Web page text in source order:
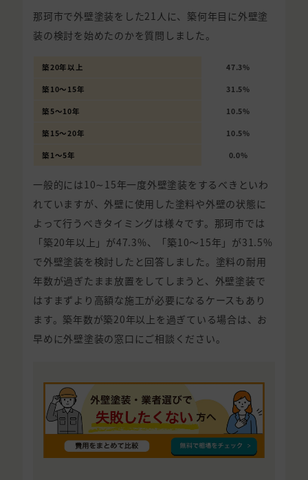
那珂市で外壁塗装をした21人に、築何年目に外壁塗
装の検討を始めたのかを質問しました。
築20年以上 47.3%
築10〜15年 31.5%
築5〜10年 10.5%
築15〜20年 10.5%
築1〜5年 0.0%
一般的には10∼15年一度外壁塗装をするべきといわ
れていますが、外壁に使用した塗料や外壁の状態に
よって行うべきタイミングは様々です。那珂市では
「築20年以上」が47.3%、「築10〜15年」が31.5%
で外壁塗装を検討したと回答しました。塗料の耐用
年数が過ぎたまま放置をしてしまうと、外壁塗装で
はすまずより高額な施工が必要になるケースもあり
ます。築年数が築20年以上を過ぎている場合は、お
早めに外壁塗装の窓口にご相談ください。